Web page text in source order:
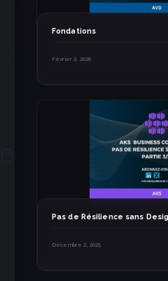
Fondations
Février 2, 2026
Pas de Résilience sans
Décembre 2, 2025